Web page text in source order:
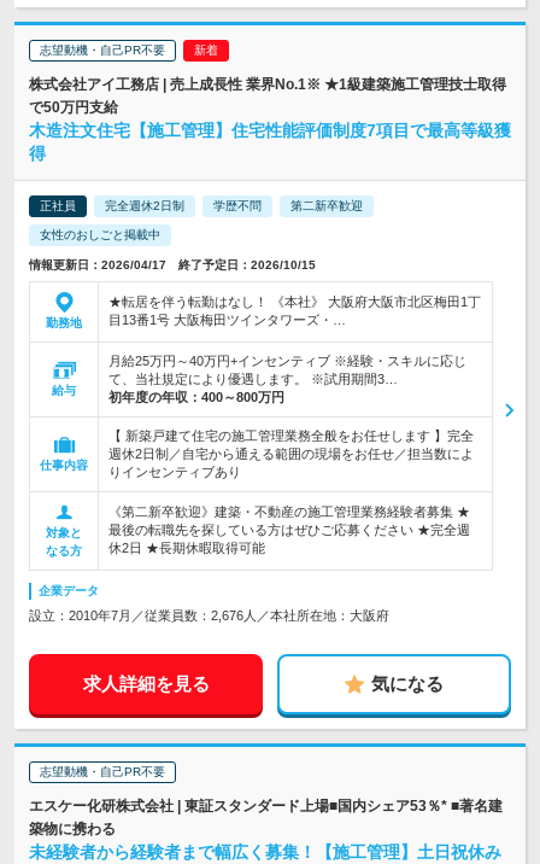
志望動機・自己PR不要
株式会社アイ工務店 | 売上成長性 業界No.1※ ★1級建築施工管理技士取得
で50万円支給
木造注文住宅【施工管理】住宅性能評価制度7項目で最高等級獲
得
正社員 完全週休2日制 学歴不問 第二新卒歓迎
女性のおしごと掲載中
情報更新日：2026/04/17 終了予定日：2026/10/15
勤務地
★転居を伴う転勤はなし！ 《本社》 大阪府大阪市北区梅田1丁
目13番1号 大阪梅田ツインタワーズ・…
給与
月給25万円～40万円+インセンティブ ※経験・スキルに応じ
て、当社規定により優遇します。 ※試用期間3…
初年度の年収： 400～800万円
仕事内容
【 新築戸建て住宅の施工管理業務全般をお任せします 】完全
週休2日制／自宅から通える範囲の現場をお任せ／担当数によ
りインセンティブあり
対象と
なる方
《第二新卒歓迎》建築・不動産の施工管理業務経験者募集 ★
最後の転職先を探している方はぜひご応募ください ★完全週
休2日 ★長期休暇取得可能
企業データ
設立：2010年7月／従業員数：2,676人／本社所在地：大阪府
求人詳細を見る 気になる
志望動機・自己PR不要
エスケー化研株式会社 | 東証スタンダード上場■国内シェア53％* ■著名建
築物に携わる
未経験者から経験者まで幅広く募集！【施工管理】土日祝休み